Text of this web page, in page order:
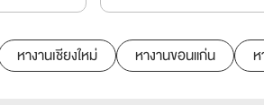
หางานเชียงใหม่ หางานขอนแก่น